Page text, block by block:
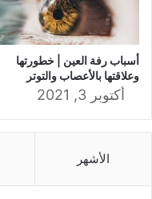
أسباب رفة العين | خطورتها
وعلاقتها بالأعصاب والتوتر
أكتوبر 3, 2021
الأشهر